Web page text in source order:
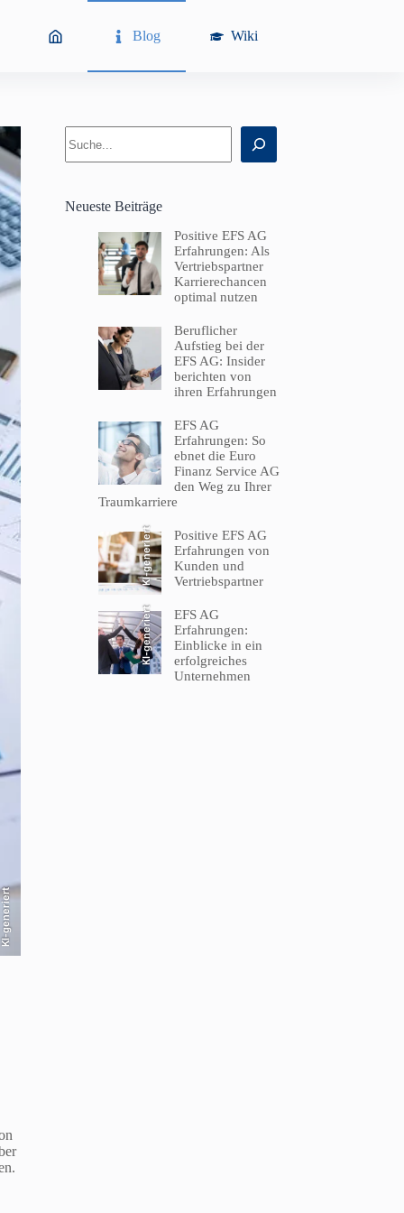
Blog Wiki
KI-generiert
Neueste Beiträge
Positive EFS AG
Erfahrungen: Als
Vertriebspartner
Karrierechancen
optimal nutzen
Beruflicher
Aufstieg bei der
EFS AG: Insider
berichten von
ihren Erfahrungen
EFS AG
Erfahrungen: So
ebnet die Euro
Finanz Service AG
den Weg zu Ihrer
Traumkarriere
KI-generiert
Positive EFS AG
Erfahrungen von
Kunden und
Vertriebspartner
KI-generiert
EFS AG
Erfahrungen:
Einblicke in ein
erfolgreiches
Unternehmen